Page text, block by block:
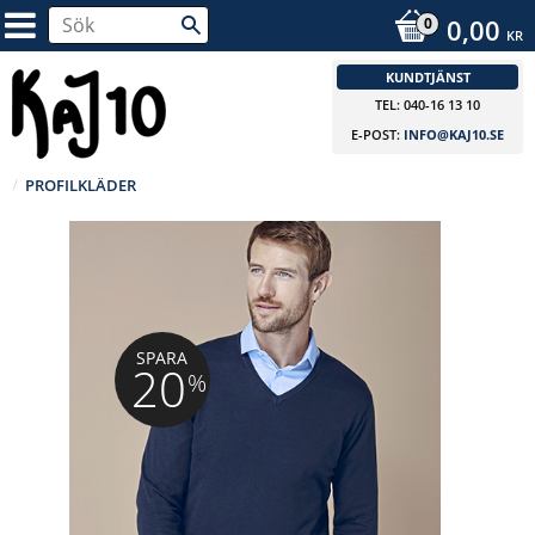
0,00 KR
KUNDTJÄNST
TEL: 040-16 13 10
E-POST: INFO@KAJ10.SE
PROFILKLÄDER
SPARA
20%